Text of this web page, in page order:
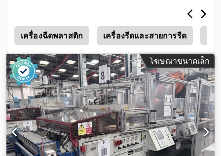
เครื่องฉีดพลาสติก เครื่องรีดและสายการรีด
โฆษณาขนาดเล็ก